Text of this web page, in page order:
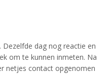
dag nog reactie en
om te kunnen inmeten. Na
netjes contact opgenomen